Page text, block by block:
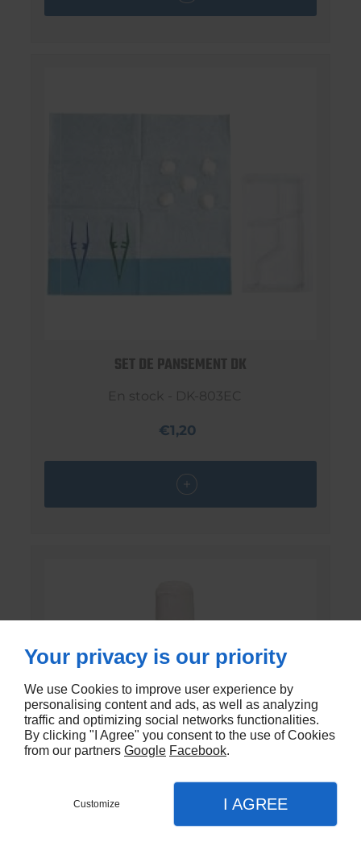
SET DE PANSEMENT DK
En stock - DK-803EC
€1,20
Your privacy is our priority
We use Cookies to improve user experience by
personalising content and ads, as well as analyzing
traffic and optimizing social networks functionalities.
By clicking "I Agree" you consent to the use of Cookies
from our partners Google Facebook.
Customize I AGREE